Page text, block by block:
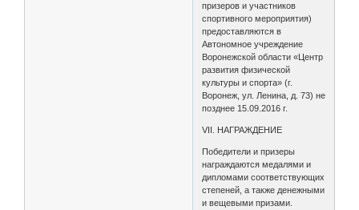
призеров и участников
спортивного мероприятия)
предоставляются в
Автономное учреждение
Воронежской области «Центр
развития физической
культуры и спорта» (г.
Воронеж, ул. Ленина, д. 73) не
позднее 15.09.2016 г.
VII. НАГРАЖДЕНИЕ
Победители и призеры
награждаются медалями и
дипломами соответствующих
степеней, а также денежными
и вещевыми призами.